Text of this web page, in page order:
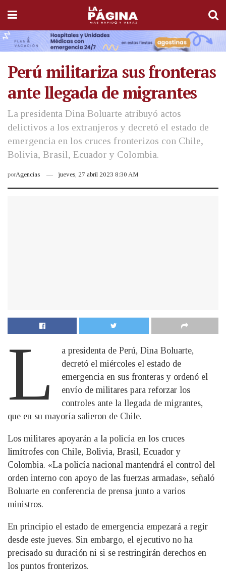
Perú militariza sus fronteras
ante llegada de migrantes
La presidenta Dina Boluarte atribuyó actos
delictivos a los extranjeros y decretó el estado de
emergencia en los cruces fronterizos con Chile,
Bolivia, Brasil, Ecuador y Colombia.
porAgencias jueves, 27 abril 2023 8:30 AM
L
a presidenta de Perú, Dina Boluarte,
decretó el miércoles el estado de
emergencia en sus fronteras y ordenó el
envío de militares para reforzar los
controles ante la llegada de migrantes,
que en su mayoría salieron de Chile.
Los militares apoyarán a la policía en los cruces
limítrofes con Chile, Bolivia, Brasil, Ecuador y
Colombia. «La policía nacional mantendrá el control del
orden interno con apoyo de las fuerzas armadas», señaló
Boluarte en conferencia de prensa junto a varios
ministros.
En principio el estado de emergencia empezará a regir
desde este jueves. Sin embargo, el ejecutivo no ha
precisado su duración ni si se restringirán derechos en
los puntos fronterizos.